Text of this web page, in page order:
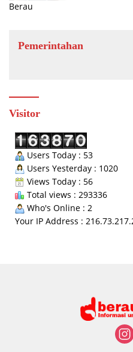
Berau
Pemerintahan
Visitor
Users Today : 53
Users Yesterday : 1020
Views Today : 56
Total views : 293336
Who's Online : 2
Your IP Address :